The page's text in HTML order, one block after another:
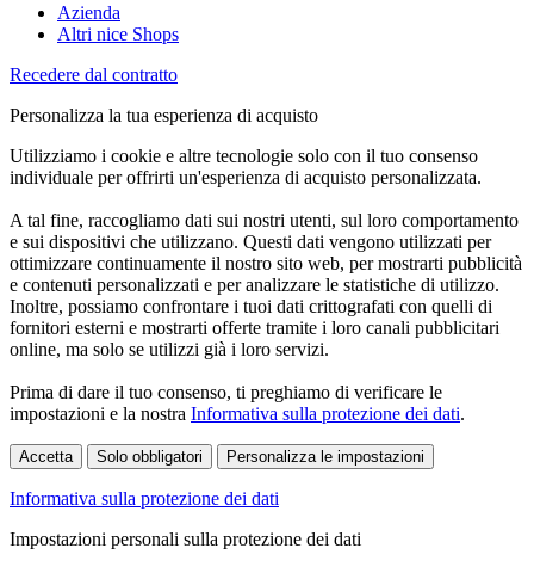
Azienda
Altri nice Shops
Recedere dal contratto
Personalizza la tua esperienza di acquisto
Utilizziamo i cookie e altre tecnologie solo con il tuo consenso
individuale per offrirti un'esperienza di acquisto personalizzata.
A tal fine, raccogliamo dati sui nostri utenti, sul loro comportamento
e sui dispositivi che utilizzano. Questi dati vengono utilizzati per
ottimizzare continuamente il nostro sito web, per mostrarti pubblicità
e contenuti personalizzati e per analizzare le statistiche di utilizzo.
Inoltre, possiamo confrontare i tuoi dati crittografati con quelli di
fornitori esterni e mostrarti offerte tramite i loro canali pubblicitari
online, ma solo se utilizzi già i loro servizi.
Prima di dare il tuo consenso, ti preghiamo di verificare le
impostazioni e la nostra Informativa sulla protezione dei dati.
Accetta Solo obbligatori Personalizza le impostazioni
Informativa sulla protezione dei dati
Impostazioni personali sulla protezione dei dati